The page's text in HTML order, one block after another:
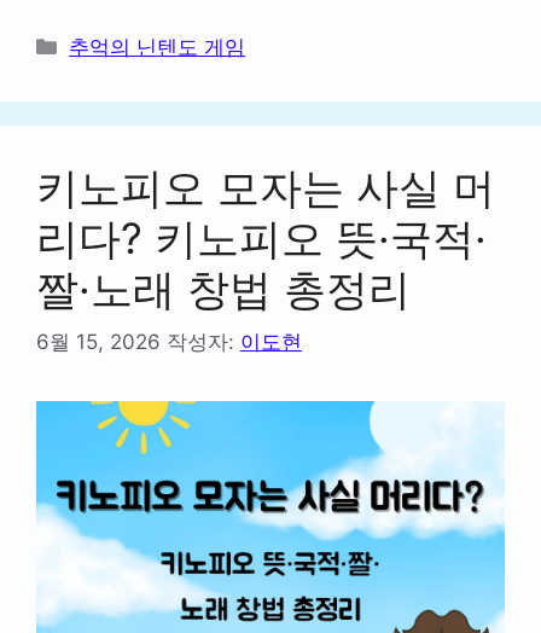
카
고
리
추억의 닌텐도 게임
키노피오 모자는 사실 머
리다? 키노피오 뜻·국적·
짤·노래 창법 총정리
6월 15, 2026 작성자: 이도현